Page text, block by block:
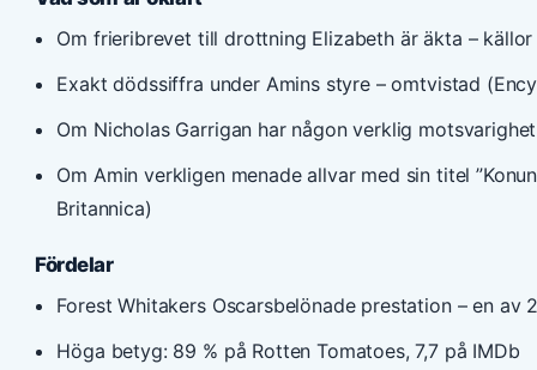
Om frieribrevet till drottning Elizabeth är äkta –
Exakt dödssiffra under Amins styre – omtvistad
Om Nicholas Garrigan har någon verklig
Om Amin verkligen menade allvar med sin titel
Britannica)
Fördelar
Forest Whitakers Oscarsbelönade prestation – en av
Höga betyg: 89 % på Rotten Tomatoes, 7,7 på IMDb